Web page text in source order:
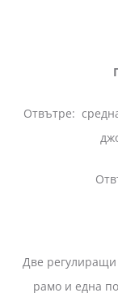
Отвътре:
Две регулиращи
рамо и една